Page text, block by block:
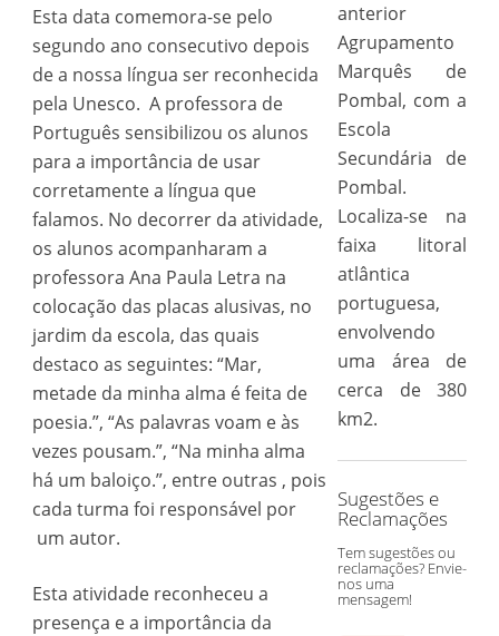
Esta data comemora-se pelo
segundo ano consecutivo depois
de a nossa língua ser reconhecida
pela Unesco. A professora de
Português sensibilizou os alunos
para a importância de usar
corretamente a língua que
falamos. No decorrer da atividade,
os alunos acompanharam a
professora Ana Paula Letra na
colocação das placas alusivas, no
jardim da escola, das quais
destaco as seguintes: “Mar,
metade da minha alma é feita de
poesia.”, “As palavras voam e às
vezes pousam.”, “Na minha alma
há um baloiço.”, entre outras , pois
cada turma foi responsável por
um autor.
Esta atividade reconheceu a
presença e a importância da
anterior
Agrupamento
Marquês de
Pombal, com a
Escola
Secundária de
Pombal.
Localiza-se na
faixa litoral
atlântica
portuguesa,
envolvendo
uma área de
cerca de 380
km2.
Sugestões e
Reclamações
Tem sugestões ou
reclamações? Envie-
nos uma
mensagem!